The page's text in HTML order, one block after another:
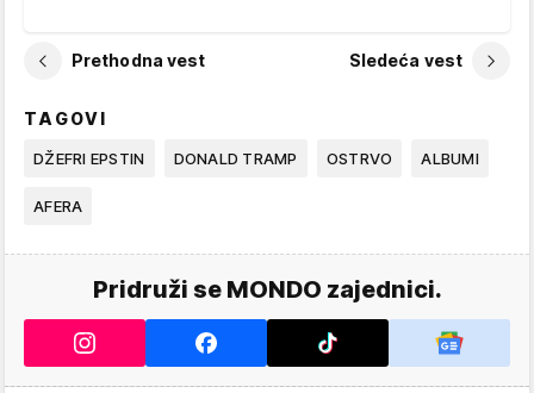
Prethodna vest Sledeća vest
TAGOVI
DŽEFRI EPSTIN DONALD TRAMP OSTRVO ALBUMI
AFERA
Pridruži se MONDO zajednici.